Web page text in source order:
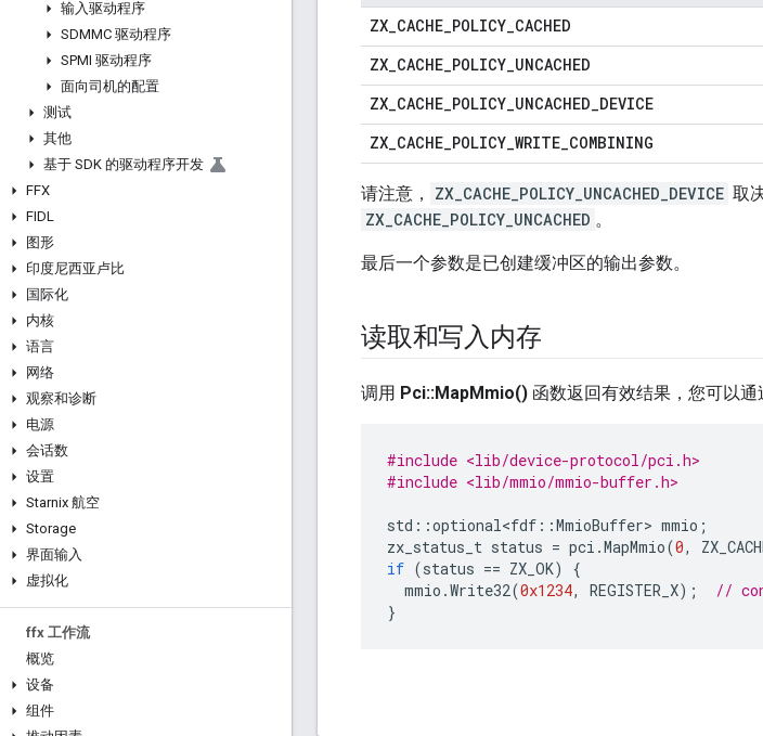
输入驱动程序
SDMMC 驱动程序
SPMI 驱动程序
面向司机的配置
测试
其他
基于 SDK 的驱动程序开发
FFX
FIDL
图形
印度尼西亚卢比
国际化
内核
语言
网络
观察和诊断
电源
会话数
设置
Starnix 航空
Storage
界面输入
虚拟化
ffx 工作流
概览
设备
组件
ZX_CACHE_POLICY_CACHED
ZX_CACHE_POLICY_UNCACHED
ZX_CACHE_POLICY_UNCACHED_DEVICE
ZX_CACHE_POLICY_WRITE_COMBINING
请注意， ZX_CACHE_POLICY_UNCACHED_DEVICE 取
ZX_CACHE_POLICY_UNCACHED 。
最后一个参数是已创建缓冲区的输出参数。
读取和写入内存
调用 Pci::MapMmio() 函数返回有效结果，您可以通
#include <lib/device-protocol/pci.h>
#include <lib/mmio/mmio-buffer.h>
std ::optional<fdf ::MmioBuffer> mmio ;
zx_status_t status = pci .MapMmio(0,
if (status == ZX_OK)
{
mmio .Write32(0x1234, REGISTER_X);
//
}